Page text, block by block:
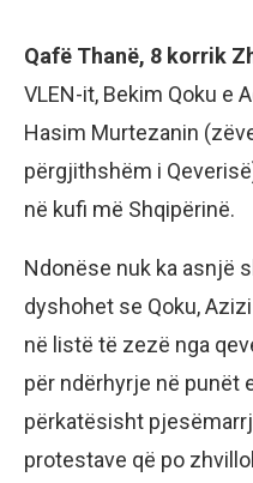
Qafë Thanë, 8 korrik
VLEN-it, Bekim Qoku e
Hasim Murtezanin
përgjithshëm i
në kufi më Shqipërinë.
Ndonëse nuk ka asnjë
dyshohet se Qoku,
në listë të zezë nga
për ndërhyrje në punët
përkatësisht
protestave që po